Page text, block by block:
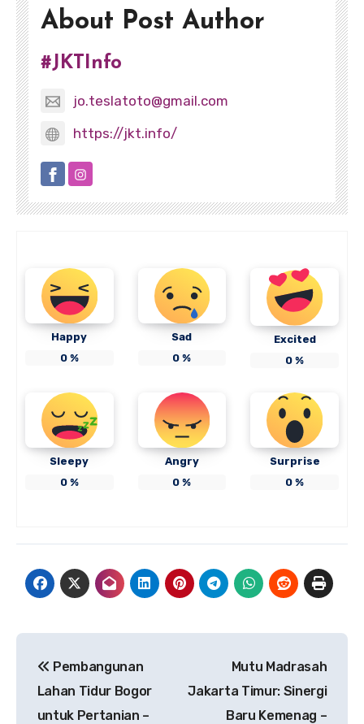
About Post Author
#JKTInfo
jo.teslatoto@gmail.com
https://jkt.info/
Happy
0%
Sad
0 %
Excited
0 %
Sleepy
0%
Angry
0 %
Surprise
0 %
pos
Pembangunan
Lahan Tidur Bogor
untuk Pertanian –
Mutu Madrasah
Jakarta Timur: Sinergi
Baru Kemenag –